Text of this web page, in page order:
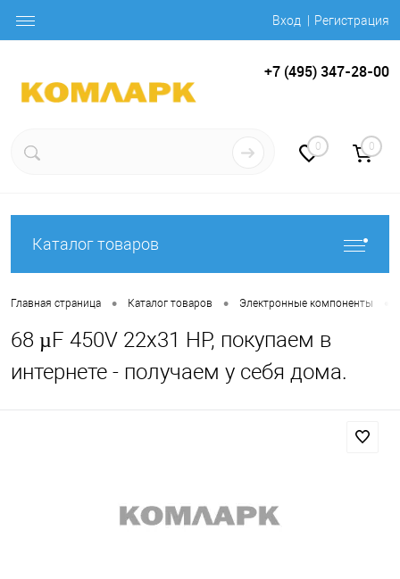
Вход Регистрация
+7 (495) 347-28-00
0 0
Каталог товаров
Главная страница • Каталог товаров • Электронные компоненты
68 µF 450V 22x31 HP, покупаем в
интернете - получаем у себя дома.